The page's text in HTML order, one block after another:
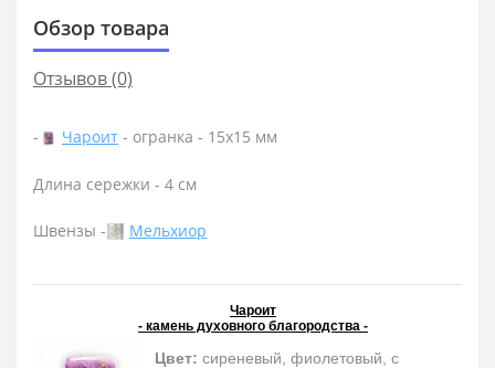
Обзор товара
Отзывов (0)
- Чароит - огранка - 15х15 мм
Длина сережки - 4 см
Швензы - Мельхиор
Чароит
- камень духовного благородства -
Цвет: сиреневый, фиолетовый, с